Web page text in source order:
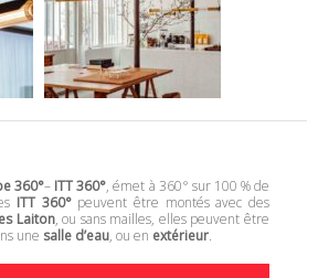
360°– ITT 360°, émet à 360° sur 100 % de
ITT 360°peuvent être montés avec des
Laiton, ou sans mailles, elles peuvent être
une salle d’eau, ou en extérieur.